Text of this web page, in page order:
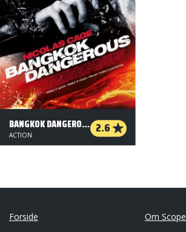
BANGKOK DANGEROUS 2.6
ACTION
Forside
Om Scope